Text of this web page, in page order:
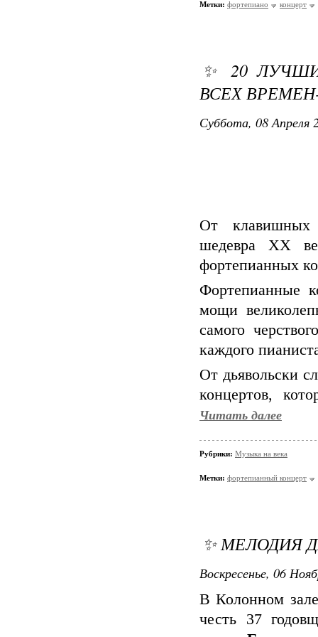
Метки: фортепианo концерт
✨ 20
ВСЕХ
Суббота, 08 Апреля
От клавишных
шедевра XX
фортепианных
Фортепианные
мощи
самого
каждого
От дьявольски
концертов,
Читать далее
Рубрики: Музыка на века
Метки: фортепианный концерт
✨ МЕЛОДИЯ
Воскресенье, 06
В Колонном
честь 37